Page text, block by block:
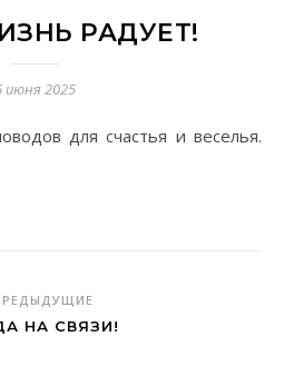
РАДУЕТ!
июня 2025
НА СВЯЗИ!